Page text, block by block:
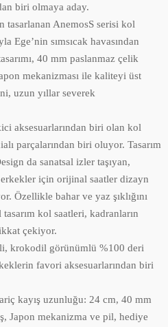
biri olmaya aday.
tasarlanan AnemosS serisi kol
Ege’nin sımsıcak havasından
40 mm paslanmaz çelik
mekanizması ile kaliteyi üst
uzun yıllar severek
aksesuarlarından biri olan kol
parçalarından biri oluyor. Tasarım
da sanatsal izler taşıyan,
için orijinal saatler dizayn
Özellikle bahar ve yaz şıklığını
kol saatleri, kadranların
çekiyor.
krokodil görünümlü %100 deri
favori aksesuarlarından biri
kayış uzunluğu: 24 cm, 40 mm
Japon mekanizma ve pil, hediye